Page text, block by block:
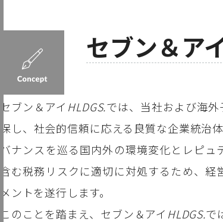
セブン＆ア
セブン＆アイ HLDGS.では、当社および海
保し、社会的信頼に応える良質な企業統治
バナンスを巡る国内外の環境変化とレピ
含む税務リスクに適切に対処するため、
メントを遂行します。
このことを踏まえ、セブン＆アイ HLDGS.で